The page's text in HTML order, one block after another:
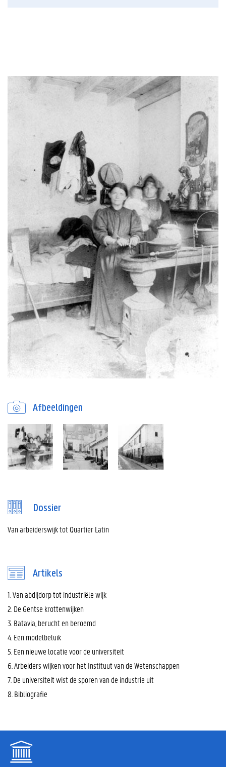
Afbeeldingen
Dossier
Van arbeiderswijk tot Quartier Latin
Artikels
1. Van abdijdorp tot industriële wijk
2. De Gentse krottenwijken
3. Batavia, berucht en beroemd
4. Een modelbeluik
5. Een nieuwe locatie voor de universiteit
6. Arbeiders wijken voor het Instituut van de Wetenschappen
7. De universiteit wist de sporen van de industrie uit
8. Bibliografie